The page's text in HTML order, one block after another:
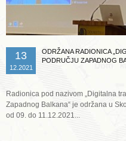
13
12.2021
ODRŽANA RADIONICA
PODRUČJU ZAPADNOG
Radionica pod nazivom „Digitalna
Zapadnog Balkana“ je održana u
od 09. do 11.12.2021...